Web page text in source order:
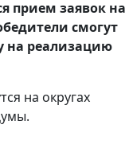
прием заявок на
смогут
на реализацию
на округах